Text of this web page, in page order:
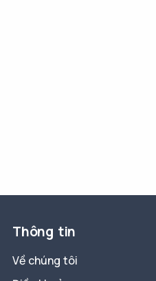
Thông tin
Về chúng tôi